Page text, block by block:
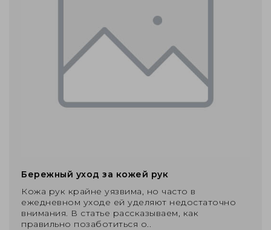
Бережный уход за кожей рук
Кожа рук крайне уязвима, но часто в
ежедневном уходе ей уделяют недостаточно
внимания. В статье рассказываем, как
правильно позаботиться о..